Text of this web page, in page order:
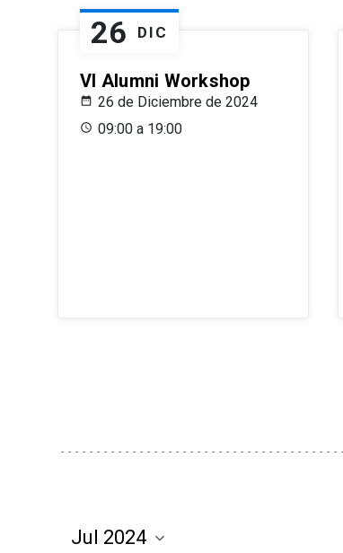
26 DIC
VI Alumni Workshop
26 de Diciembre de 2024
09:00 a 19:00